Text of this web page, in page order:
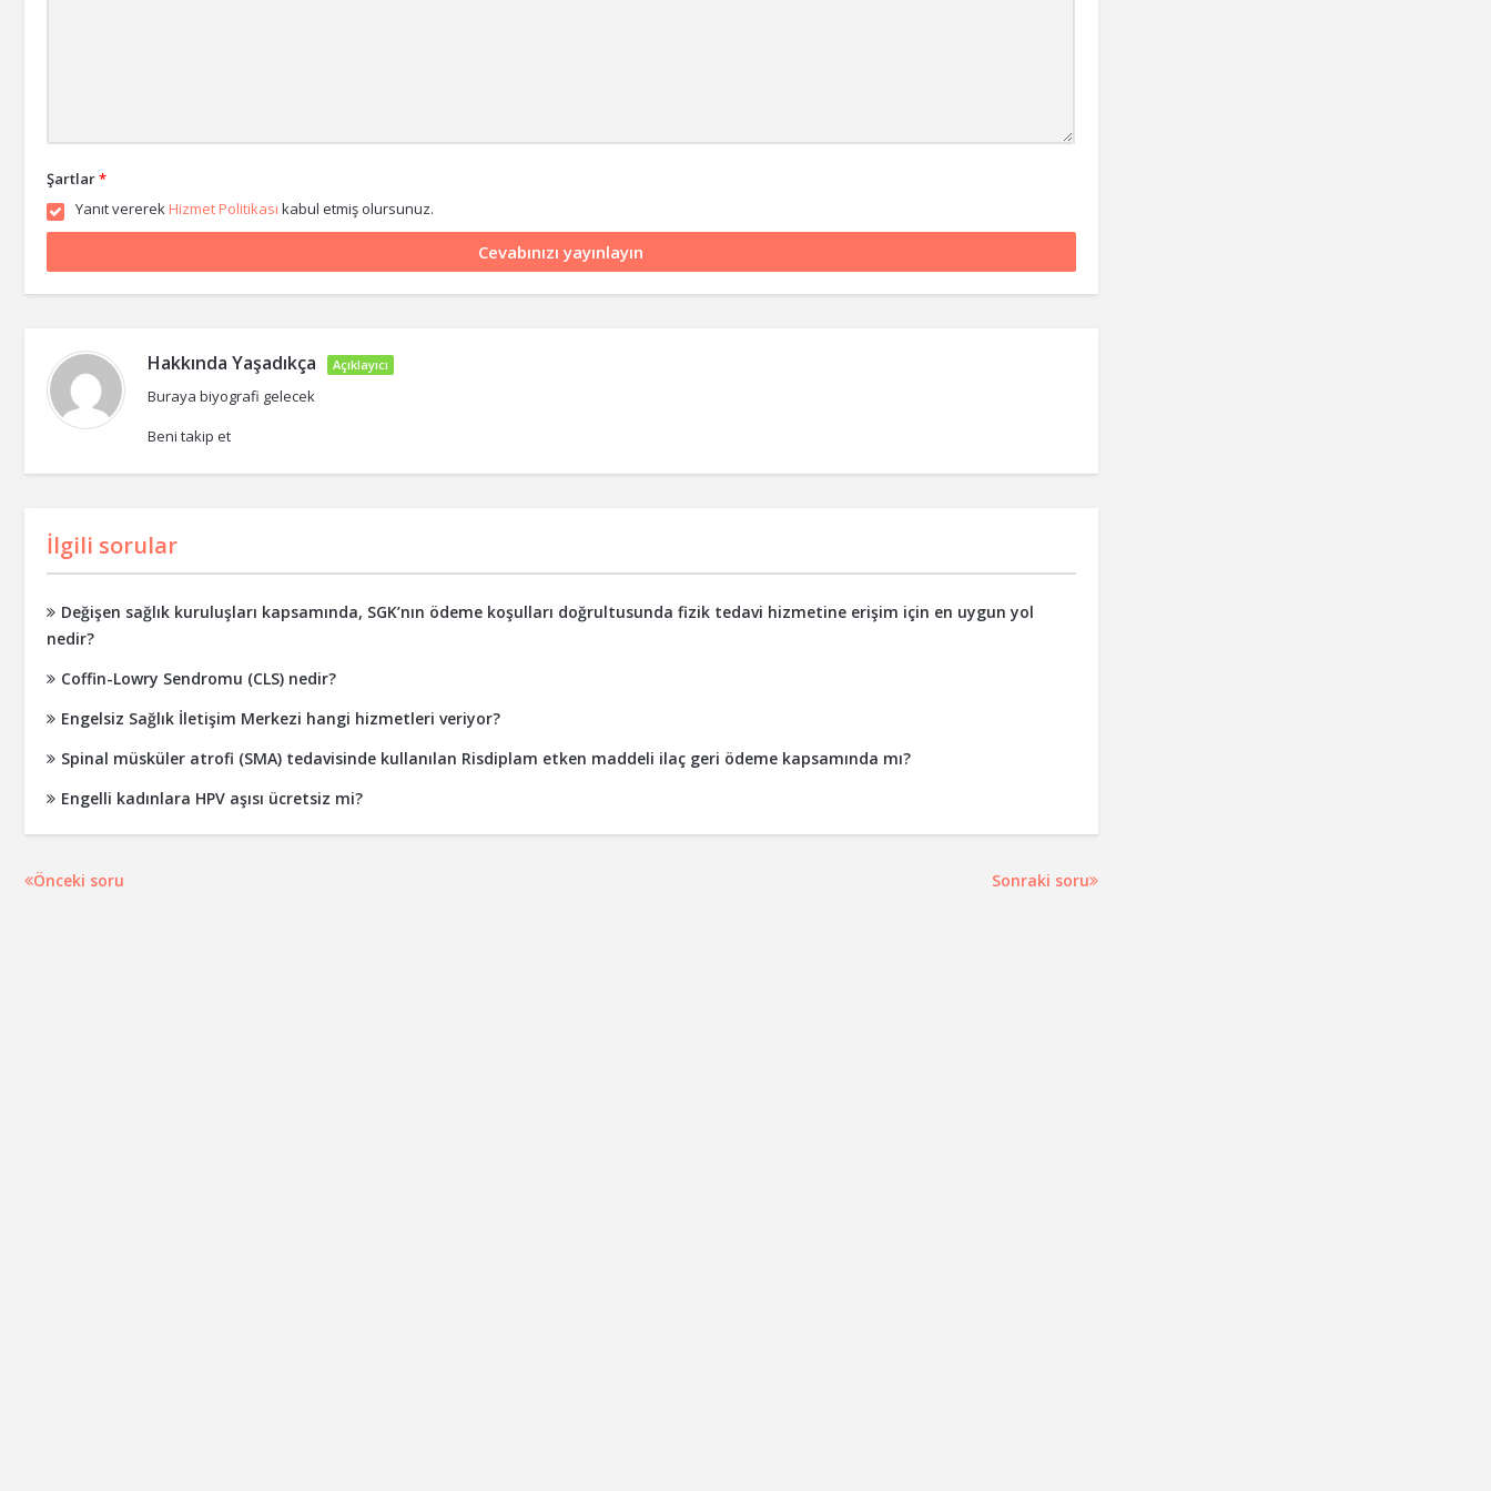
Şartlar*
Yanıt vererek Hizmet Politikası kabul etmiş olursunuz.
Hakkında Yaşadıkça Açıklayıcı
Buraya biyografi gelecek
Beni takip et
İlgili sorular
Değişen sağlık kuruluşları kapsamında, SGK’nın ödeme koşulları doğrultusunda fizik tedavi hizmetine erişim için en uygun yol
nedir?
Coffin-Lowry Sendromu (CLS) nedir?
Engelsiz Sağlık İletişim Merkezi hangi hizmetleri veriyor?
Spinal müsküler atrofi (SMA) tedavisinde kullanılan Risdiplam etken maddeli ilaç geri ödeme kapsamında mı?
Engelli kadınlara HPV aşısı ücretsiz mi?
Önceki soru Sonraki soru